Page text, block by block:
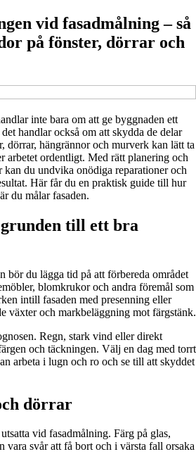
vid fasadmålning – så
på fönster, dörrar och
inte bara om att ge byggnaden ett
handlar också om att skydda de delar
dörrar, hängrännor och murverk kan lätt ta
arbetet ordentligt. Med rätt planering och
kan du undvika onödiga reparationer och
Här får du en praktisk guide till hur
du målar fasaden.
till ett bra
bör du lägga tid på att förbereda området
blomkrukor och andra föremål som
intill fasaden med presenning eller
växter och markbeläggning mot färgstänk.
Regn, stark vind eller direkt
och täckningen. Välj en dag med torrt
arbeta i lugn och ro och se till att skyddet
dörrar
vid fasadmålning. Färg på glas,
vara svår att få bort och i värsta fall orsaka